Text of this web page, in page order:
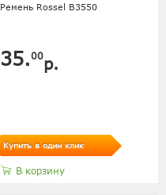
Ремень Rossel В3550
35.00р.
Купить в один клик
В корзину